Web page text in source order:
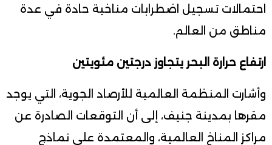
احتمالات تسجيل اضطرابات مناخية حادة في عدة
مناطق من العالم.
ارتفاع حرارة البحر يتجاوز درجتين مئويتين
وأشارت المنظمة العالمية للأرصاد الجوية، التي يوجد
مقرها بمدينة جنيف، إلى أن التوقعات الصادرة عن
مراكز المناخ العالمية، والمعتمدة على نماذج